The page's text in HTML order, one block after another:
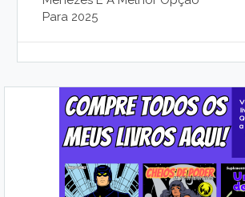
Para 2025